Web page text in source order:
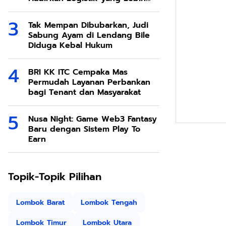
Ramah Lingkungan
Tak Mempan Dibubarkan, Judi
Sabung Ayam di Lendang Bile
Diduga Kebal Hukum
BRI KK ITC Cempaka Mas
Permudah Layanan Perbankan
bagi Tenant dan Masyarakat
Nusa Night: Game Web3 Fantasy
Baru dengan Sistem Play To
Earn
Topik-Topik Pilihan
Lombok Barat
Lombok Tengah
Lombok Timur
Lombok Utara